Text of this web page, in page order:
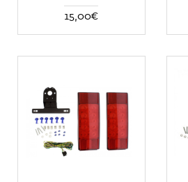
15,00€